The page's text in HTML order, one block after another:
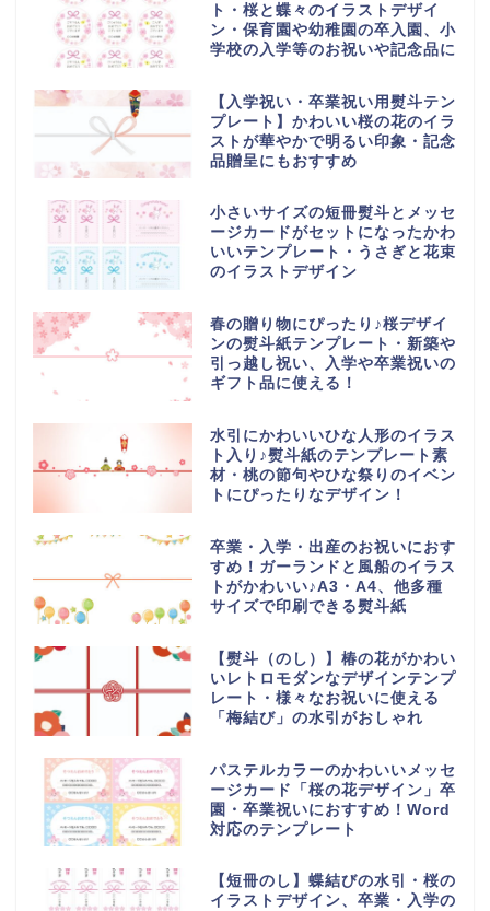
ト・桜と蝶々のイラストデザイ
ン・保育園や幼稚園の卒入園、小
学校の入学等のお祝いや記念品に
【入学祝い・卒業祝い用熨斗テン
プレート】かわいい桜の花のイラ
ストが華やかで明るい印象・記念
品贈呈にもおすすめ
小さいサイズの短冊熨斗とメッセ
ージカードがセットになったかわ
いいテンプレート・うさぎと花束
のイラストデザイン
春の贈り物にぴったり♪桜デザイ
ンの熨斗紙テンプレート・新築や
引っ越し祝い、入学や卒業祝いの
ギフト品に使える！
水引にかわいいひな人形のイラス
ト入り♪熨斗紙のテンプレート素
材・桃の節句やひな祭りのイベン
トにぴったりなデザイン！
卒業・入学・出産のお祝いにおす
すめ！ガーランドと風船のイラス
トがかわいい♪A3・A4、他多種
サイズで印刷できる熨斗紙
【熨斗（のし）】椿の花がかわい
いレトロモダンなデザインテンプ
レート・様々なお祝いに使える
「梅結び」の水引がおしゃれ
パステルカラーのかわいいメッセ
ージカード「桜の花デザイン」卒
園・卒業祝いにおすすめ！Word
対応のテンプレート
【短冊のし】蝶結びの水引・桜の
イラストデザイン、卒業・入学の